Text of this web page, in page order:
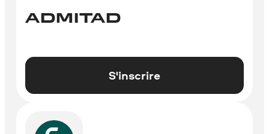
ADMITAD
S'inscrire